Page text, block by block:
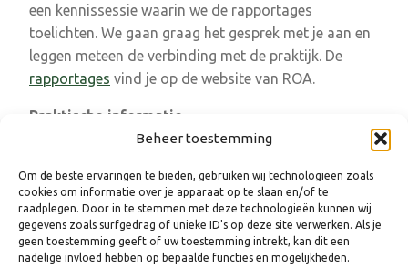
Beheer toestemming
Om de beste ervaringen te bieden, gebruiken wij technologieën zoals
cookies om informatie over je apparaat op te slaan en/of te
raadplegen. Door in te stemmen met deze technologieën kunnen wij
gegevens zoals surfgedrag of unieke ID's op deze site verwerken. Als je
geen toestemming geeft of uw toestemming intrekt, kan dit een
nadelige invloed hebben op bepaalde functies en mogelijkheden.
een kennissessie waarin we de rapportages
toelichten. We gaan graag het gesprek met je aan en
leggen meteen de verbinding met de praktijk. De
rapportages vind je op de website van ROA.
Praktische informatie
Locatie: Noordgalerij – Huis der Provincie (Markt
11 in Arnhem)
van 9.30 tot 12.00 uur